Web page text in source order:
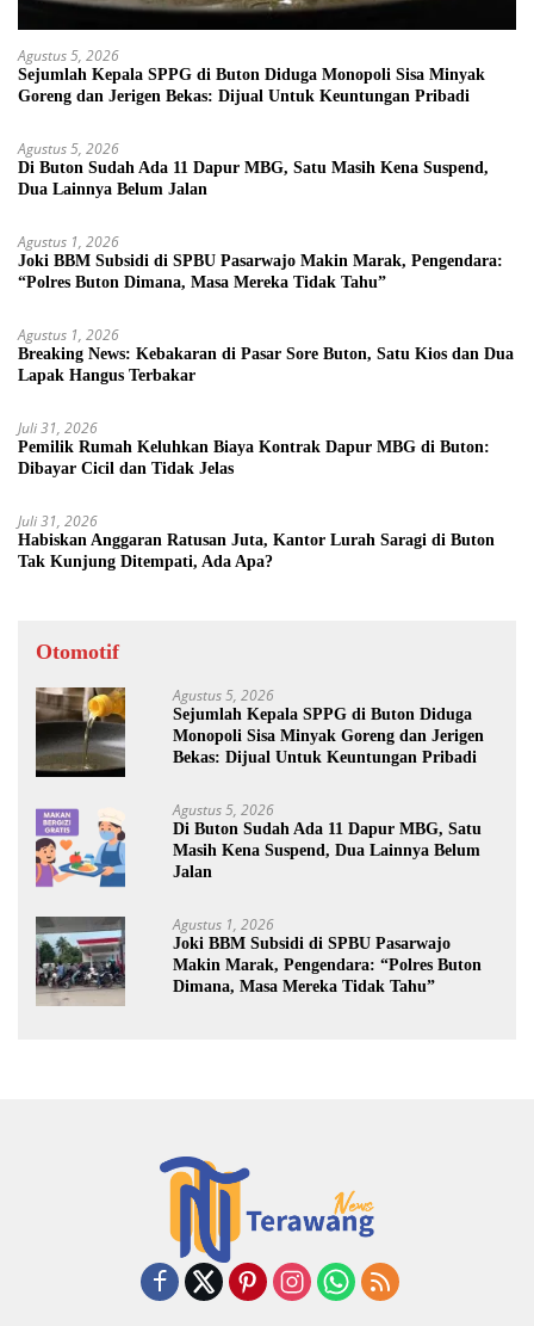
Agustus 5, 2026
Sejumlah Kepala SPPG di Buton Diduga Monopoli Sisa Minyak
Goreng dan Jerigen Bekas: Dijual Untuk Keuntungan Pribadi
Agustus 5, 2026
Di Buton Sudah Ada 11 Dapur MBG, Satu Masih Kena Suspend,
Dua Lainnya Belum Jalan
Agustus 1, 2026
Joki BBM Subsidi di SPBU Pasarwajo Makin Marak, Pengendara:
“Polres Buton Dimana, Masa Mereka Tidak Tahu”
Agustus 1, 2026
Breaking News: Kebakaran di Pasar Sore Buton, Satu Kios dan Dua
Lapak Hangus Terbakar
Juli 31, 2026
Pemilik Rumah Keluhkan Biaya Kontrak Dapur MBG di Buton:
Dibayar Cicil dan Tidak Jelas
Juli 31, 2026
Habiskan Anggaran Ratusan Juta, Kantor Lurah Saragi di Buton
Tak Kunjung Ditempati, Ada Apa?
Otomotif
Agustus 5, 2026
Sejumlah Kepala SPPG di Buton Diduga
Monopoli Sisa Minyak Goreng dan Jerigen
Bekas: Dijual Untuk Keuntungan Pribadi
Agustus 5, 2026
Di Buton Sudah Ada 11 Dapur MBG, Satu
Masih Kena Suspend, Dua Lainnya Belum
Jalan
Agustus 1, 2026
Joki BBM Subsidi di SPBU Pasarwajo
Makin Marak, Pengendara: “Polres Buton
Dimana, Masa Mereka Tidak Tahu”